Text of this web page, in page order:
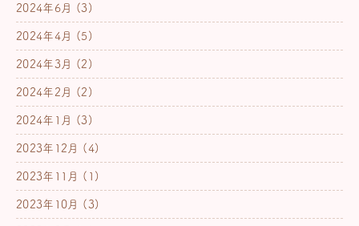
2024年6月 (3)
2024年4月 (5)
2024年3月 (2)
2024年2月 (2)
2024年1月 (3)
2023年12月 (4)
2023年11月 (1)
2023年10月 (3)